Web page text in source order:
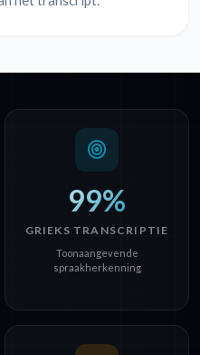
99%
GRIEKS TRANSCRIPTIE
Toonaangevende
spraakherkenning